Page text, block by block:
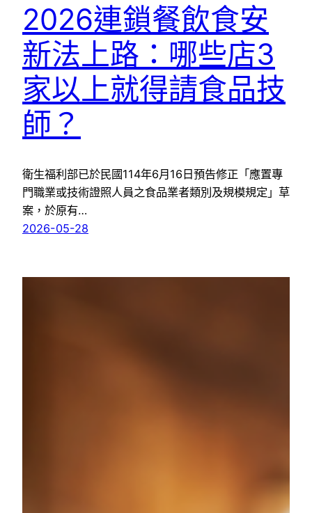
2026連鎖餐飲食安
新法上路：哪些店3
家以上就得請食品技
師？
衛生福利部已於民國114年6月16日預告修正「應置專
門職業或技術證照人員之食品業者類別及規模規定」草
案，於原有…
2026-05-28